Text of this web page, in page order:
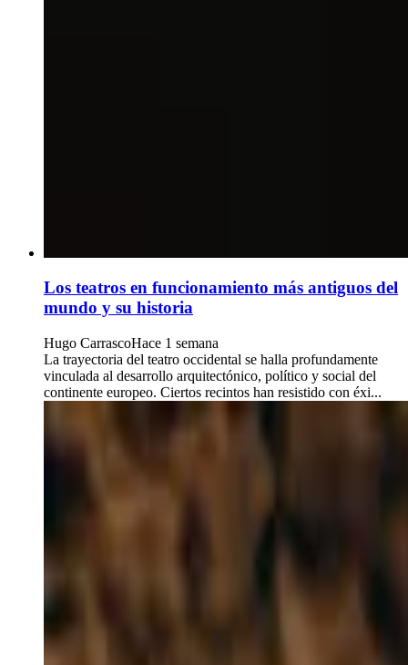
Los teatros en funcionamiento más antiguos del
mundo y su historia
Hugo CarrascoHace 1 semana
La trayectoria del teatro occidental se halla profundamente
vinculada al desarrollo arquitectónico, político y social del
continente europeo. Ciertos recintos han resistido con éxi...